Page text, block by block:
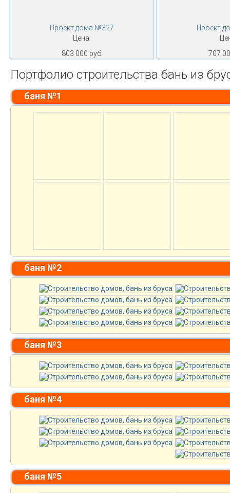
Проект дома №327
Цена:
803 000 руб.
Проект
707
Портфолио строительства бань из
баня №1
баня №2
баня №3
баня №4
баня №5